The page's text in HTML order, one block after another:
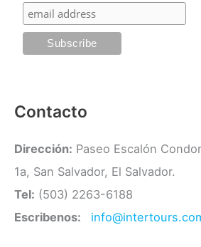
Contacto
Dirección: Paseo Escalón
1a, San Salvador, El Salvador.
Tel: (503) 2263-6188
Escribenos: